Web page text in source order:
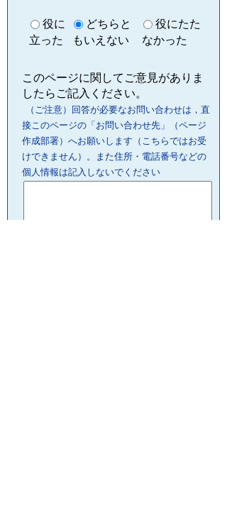
役に
立った
どちらと
もいえない
役にたた
なかった
このページに関してご意見がありま
したらご記入ください。
（ご注意）回答が必要なお問い合わせは，直
接このページの「お問い合わせ先」（ページ
作成部署）へお願いします（こちらではお受
けできません）。また住所・電話番号などの
個人情報は記入しないでください